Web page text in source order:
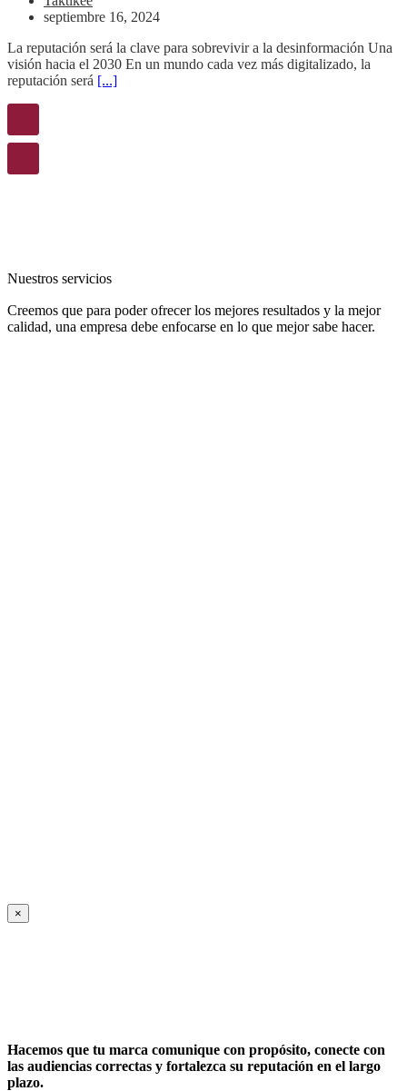
septiembre 16, 2024
La reputación será la clave para sobrevivir a la desinformación Una
visión hacia el 2030 En un mundo cada vez más digitalizado, la
reputación será [...]
Nuestros servicios
Creemos que para poder ofrecer los mejores resultados y la mejor
calidad, una empresa debe enfocarse en lo que mejor sabe hacer.
×
Hacemos que tu marca comunique con propósito, conecte con
las audiencias correctas y fortalezca su reputación en el largo
plazo.